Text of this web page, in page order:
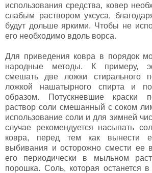
использования средства, ковер
слабым раствором уксуса,
будут дольше яркими. Чтобы не
его необходимо вдоль ворса.
Для приведения ковра в порядок
народные методы. К примеру,
смешать две ложки стирального
ложкой нашатырного спирта и
образом. Потускневшие краски
раствор соли смешанный с соком
использование соли и для зимней
случае рекомендуется насыпать
ковра, перед тем как вынести
выбивания и осторожно смести ее
его периодически в мыльном
порошка. Соль, которая останется